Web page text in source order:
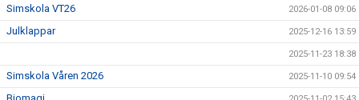
Simskola VT26 2026-01-08 09:06
Julklappar 2025-12-16 13:59
2025-11-23 18:38
Simskola Våren 2026 2025-11-10 09:54